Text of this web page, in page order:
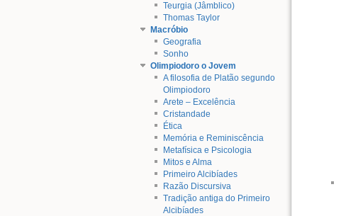
Teurgia (Jâmblico)
Thomas Taylor
Macróbio
Geografia
Sonho
Olimpiodoro o Jovem
A filosofia de Platão segundo
Olimpiodoro
Arete – Excelência
Cristandade
Ética
Memória e Reminiscência
Metafísica e Psicologia
Mitos e Alma
Primeiro Alcibíades
Razão Discursiva
Tradição antiga do Primeiro
Alcibíades